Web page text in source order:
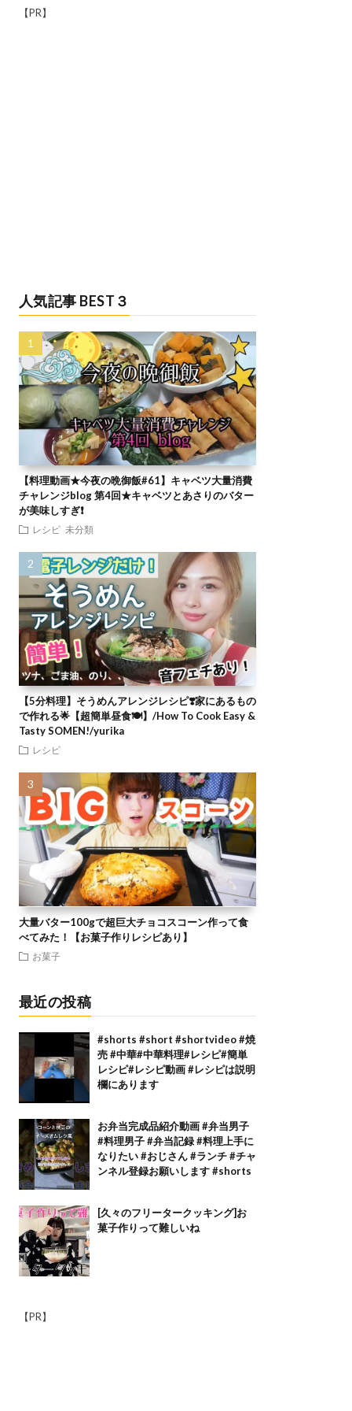
【PR】
人気記事 BEST３
【料理動画★今夜の晩御飯#61】キャベツ大量消費
チャレンジblog 第4回★キャベツとあさりのバター
が美味しすぎ❗
レシピ 未分類
【5分料理】そうめんアレンジレシピ❣️家にあるもの
で作れる🌟【超簡単昼食🍽】/How To Cook Easy &
Tasty SOMEN!/yurika
レシピ
大量バター100gで超巨大チョコスコーン作って食
べてみた！【お菓子作りレシピあり】
お菓子
最近の投稿
#shorts #short #shortvideo #焼
売 #中華#中華料理#レシピ#簡単
レシピ#レシピ動画 #レシピは説明
欄にあります
お弁当完成品紹介動画 #弁当男子
#料理男子 #弁当記録 #料理上手に
なりたい #おじさん #ランチ #チャ
ンネル登録お願いします #shorts
[久々のフリータークッキング]お
菓子作りって難しいね
【PR】